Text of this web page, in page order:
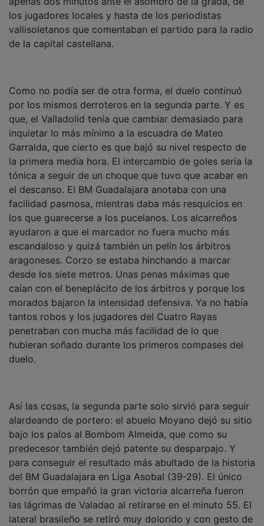
los jugadores locales y hasta de los periodistas
vallisoletanos que comentaban el partido para la radio
de la capital castellana.
por los mismos derroteros en la segunda parte. Y es
que, el Valladolid tenía que cambiar demasiado para
inquietar lo más mínimo a la escuadra de Mateo
Garralda, que cierto es que bajó su nivel respecto de
la primera media hora. El intercambio de goles sería la
tónica a seguir de un choque que tuvo que acabar en
el descanso. El BM Guadalajara anotaba con una
facilidad pasmosa, mientras daba más resquicios en
los que guarecerse a los pucelanos. Los alcarreños
ayudaron a que el marcador no fuera mucho más
escandaloso y quizá también un pelín los árbitros
aragoneses. Corzo se estaba hinchando a marcar
desde los siete metros. Unas penas máximas que
caían con el beneplácito de los árbitros y porque los
morados bajaron la intensidad defensiva. Ya no había
tantos robos y los jugadores del Cuatro Rayas
penetraban con mucha más facilidad de lo que
hubieran soñado durante los primeros compases del
duelo.
alardeando de portero: el abuelo Moyano dejó su sitio
bajo los palos al Bombom Almeida, que como su
predecesor también dejó patente su desparpajo. Y
para conseguir el resultado más abultado de la historia
del BM Guadalajara en Liga Asobal (39-29). El único
borrón que empañó la gran victoria alcarreña fueron
las lágrimas de Valadao al retirarse en el minuto 55. El
lateral brasileño se retiró muy dolorido y con gesto de